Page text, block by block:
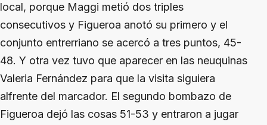
local, porque Maggi metió dos triples
consecutivos y Figueroa anotó su primero y el
conjunto entrerriano se acercó a tres puntos, 45-
48. Y otra vez tuvo que aparecer en las neuquinas
Valeria Fernández para que la visita siguiera
alfrente del marcador. El segundo bombazo de
Figueroa dejó las cosas 51-53 y entraron a jugar